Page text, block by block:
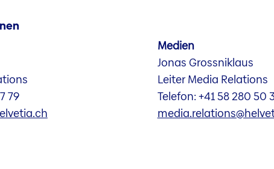
79
Medien
Jonas Grossniklaus
Leiter Media Relations
Telefon: +41 58 280 50